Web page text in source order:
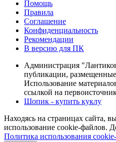
Помощь
Правила
Соглашение
Конфиденциальность
Рекомендации
В версию для ПК
Администрация
публикации, размещенные
Использование
ссылкой на
Шопик - купить куклу
Находясь на страницах сайта,
использование cookie-файлов.
Политика использования